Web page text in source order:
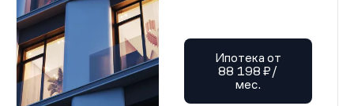
Ипотека от
88 198 ₽/
мес.